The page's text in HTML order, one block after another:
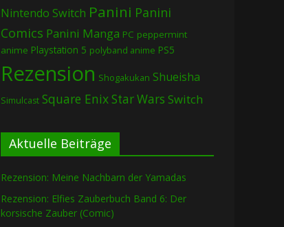
Nintendo Switch Panini Panini
Comics Panini Manga PC peppermint
anime Playstation 5 polyband anime PS5
Rezension Shogakukan Shueisha
Simulcast Square EnixStar Wars Switch
Aktuelle Beiträge
Rezension: Meine Nachbarn der Yamadas
Rezension: Elfies Zauberbuch Band 6: Der
korsische Zauber (Comic)